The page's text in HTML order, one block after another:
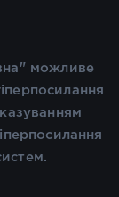
можливе